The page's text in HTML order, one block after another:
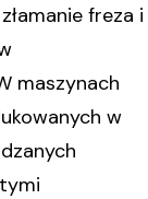
freza i
maszynach
w